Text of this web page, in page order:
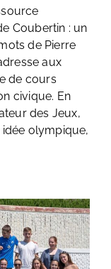
Coubertin : un
de Pierre
aux
de cours
civique. En
des Jeux,
olympique,